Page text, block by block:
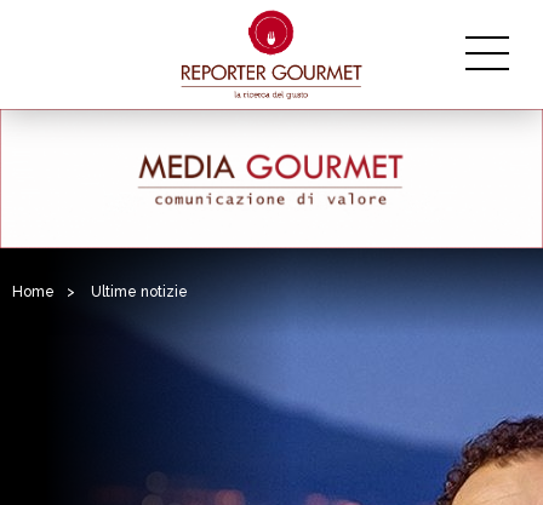
Home > Ultime notizie